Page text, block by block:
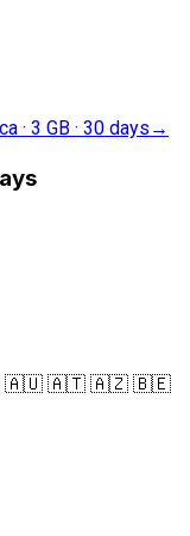
· 3 GB · 30 days →
🇦🇹 🇦🇿 🇧🇪